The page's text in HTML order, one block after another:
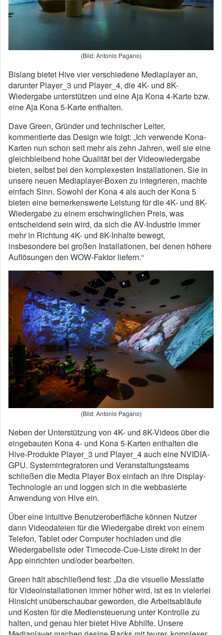
(Bild: Antonio Pagano)
Bislang bietet Hive vier verschiedene Mediaplayer an,
darunter Player_3 und Player_4, die 4K- und 8K-
Wiedergabe unterstützen und eine Aja Kona 4-Karte bzw.
eine Aja Kona 5-Karte enthalten.
Dave Green, Gründer und technischer Leiter,
kommentierte das Design wie folgt: „Ich verwende Kona-
Karten nun schon seit mehr als zehn Jahren, weil sie eine
gleichbleibend hohe Qualität bei der Videowiedergabe
bieten, selbst bei den komplexesten Installationen. Sie in
unsere neuen Mediaplayer-Boxen zu integrieren, machte
einfach Sinn. Sowohl der Kona 4 als auch der Kona 5
bieten eine bemerkenswerte Leistung für die 4K- und 8K-
Wiedergabe zu einem erschwinglichen Preis, was
entscheidend sein wird, da sich die AV-Industrie immer
mehr in Richtung 4K- und 8K-Inhalte bewegt,
insbesondere bei großen Installationen, bei denen höhere
Auflösungen den WOW-Faktor liefern.“
(Bild: Antonio Pagano)
Neben der Unterstützung von 4K- und 8K-Videos über die
eingebauten Kona 4- und Kona 5-Karten enthalten die
Hive-Produkte Player_3 und Player_4 auch eine NVIDIA-
GPU. Systemintegratoren und Veranstaltungsteams
schließen die Media Player Box einfach an ihre Display-
Technologie an und loggen sich in die webbasierte
Anwendung von Hive ein.
Über eine intuitive Benutzeroberfläche können Nutzer
dann Videodateien für die Wiedergabe direkt von einem
Telefon, Tablet oder Computer hochladen und die
Wiedergabeliste oder Timecode-Cue-Liste direkt in der
App einrichten und/oder bearbeiten.
Green hält abschließend fest: „Da die visuelle Messlatte
für Videoinstallationen immer höher wird, ist es in vielerlei
Hinsicht unüberschaubar geworden, die Arbeitsabläufe
und Kosten für die Mediensteuerung unter Kontrolle zu
halten, und genau hier bietet Hive Abhilfe. Unsere